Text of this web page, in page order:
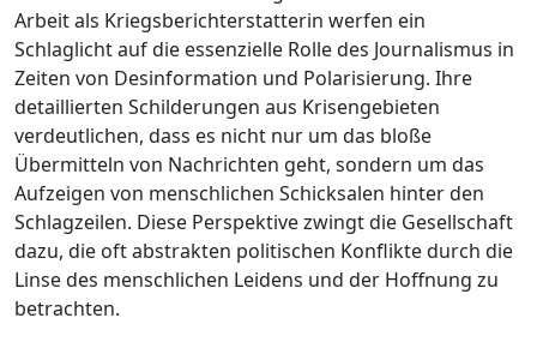
Arbeit als Kriegsberichterstatterin werfen ein
Schlaglicht auf die essenzielle Rolle des Journalismus in
Zeiten von Desinformation und Polarisierung. Ihre
detaillierten Schilderungen aus Krisengebieten
verdeutlichen, dass es nicht nur um das bloße
Übermitteln von Nachrichten geht, sondern um das
Aufzeigen von menschlichen Schicksalen hinter den
Schlagzeilen. Diese Perspektive zwingt die Gesellschaft
dazu, die oft abstrakten politischen Konflikte durch die
Linse des menschlichen Leidens und der Hoffnung zu
betrachten.